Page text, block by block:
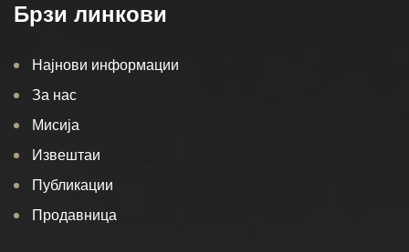
Брзи линкови
Најнови информации
За нас
Мисија
Извештаи
Публикации
Продавница